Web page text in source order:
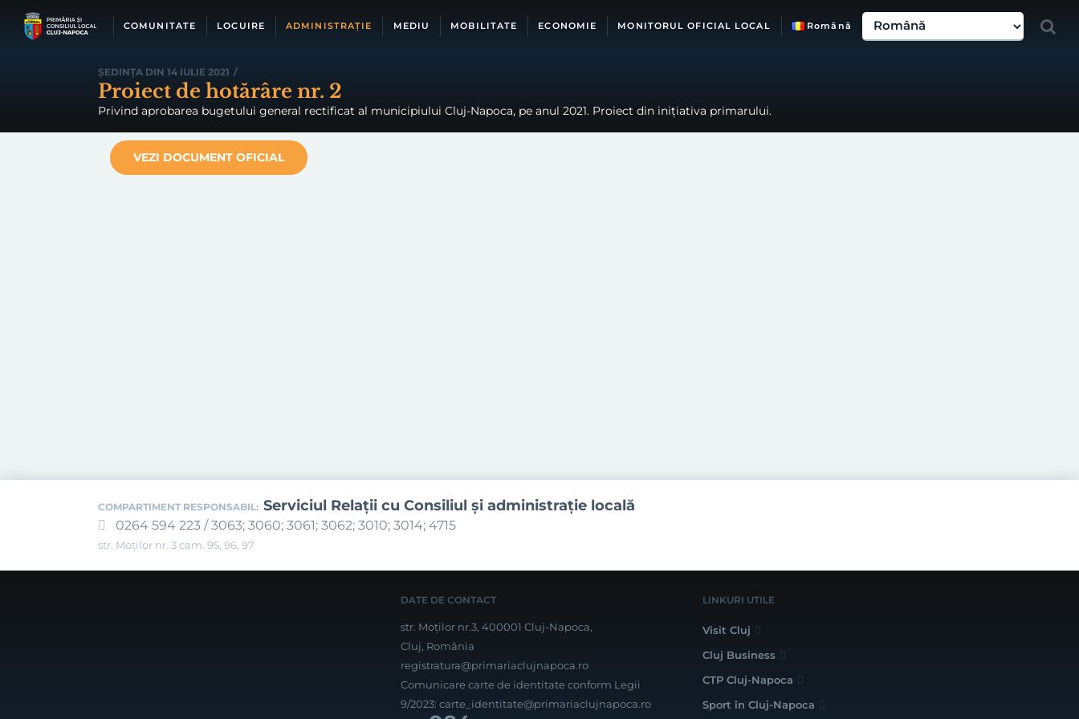
COMUNITATE LOCUIRE ADMINISTRAȚIE MEDIU MOBILITATE ECONOMIE MONITORUL OFICIAL LOCAL Română
ȘEDINȚA DIN 14 IULIE 2021 /
Proiect de hotărâre nr. 2
Privind aprobarea bugetului general rectificat al municipiului Cluj-Napoca, pe anul 2021. Proiect din inițiativa primarului.
VEZI DOCUMENT OFICIAL
COMPARTIMENT RESPONSABIL: Serviciul Relaţii cu Consiliul şi administraţie locală
0264 594 223 / 3063; 3060; 3061; 3062; 3010; 3014; 4715
str. Moților nr. 3 cam. 95, 96, 97
DATE DE CONTACT
str. Moților nr.3, 400001 Cluj-Napoca,
Cluj, România
registratura@primariaclujnapoca.ro
Comunicare carte de identitate conform Legii
9/2023: carte_identitate@primariaclujnapoca.ro
LINKURI UTILE
Visit Cluj
Cluj Business
CTP Cluj-Napoca
Sport în Cluj-Napoca